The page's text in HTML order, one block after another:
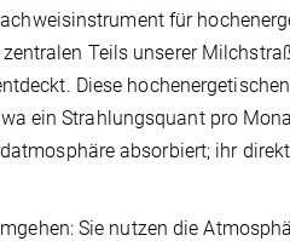
für
Teils unserer
Diese hochenergetischen
ein Strahlungsquant pro
absorbiert; ihr
Sie nutzen die